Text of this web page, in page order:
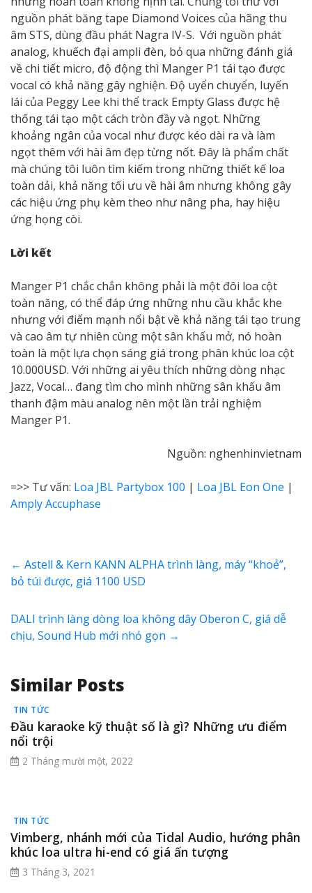
nguồn phát băng tape Diamond Voices của hãng thu
âm STS, dùng đầu phát Nagra IV-S. Với nguồn phát
analog, khuếch đại ampli đèn, bỏ qua những đánh giá
về chi tiết micro, độ động thì Manger P1 tái tạo được
vocal có khả năng gây nghiện. Độ uyển chuyển, luyến
lái của Peggy Lee khi thể track Empty Glass được hệ
thống tái tạo một cách tròn đầy và ngọt. Những
khoảng ngân của vocal như được kéo dài ra và làm
ngọt thêm với hài âm đẹp từng nốt. Đây là phẩm chất
mà chúng tôi luôn tìm kiếm trong những thiết kế loa
toàn dải, khả năng tối ưu về hài âm nhưng không gây
các hiệu ứng phụ kèm theo như nâng pha, hay hiệu
ứng họng còi.
Lời kết
Manger P1 chắc chắn không phải là một đôi loa cột
toàn năng, có thể đáp ứng những nhu cầu khắc khe
nhưng với điểm mạnh nổi bật về khả năng tái tạo trung
và cao âm tự nhiên cùng một sân khấu mở, nó hoàn
toàn là một lựa chọn sáng giá trong phân khúc loa cột
10.000USD. Với những ai yêu thích những dòng nhạc
Jazz, Vocal… đang tìm cho mình những sân khấu âm
thanh đậm màu analog nên một lần trải nghiệm
Manger P1.
Nguồn: nghenhinvietnam
=>> Tư vấn: Loa JBL Partybox 100 | Loa JBL Eon One |
Amply Accuphase
← Astell & Kern KANN ALPHA trình làng, máy “khoẻ”,
bỏ túi được, giá 1100 USD
DALI trình làng dòng loa không dây Oberon C, giá dễ
chịu, Sound Hub mới nhỏ gọn →
Similar Posts
TIN TỨC
Đầu karaoke kỹ thuật số là gì? Những ưu điểm
nổi trội
2 Tháng mười một, 2022
TIN TỨC
Vimberg, nhánh mới của Tidal Audio, hướng phân
khúc loa ultra hi-end có giá ấn tượng
3 Tháng 3, 2021